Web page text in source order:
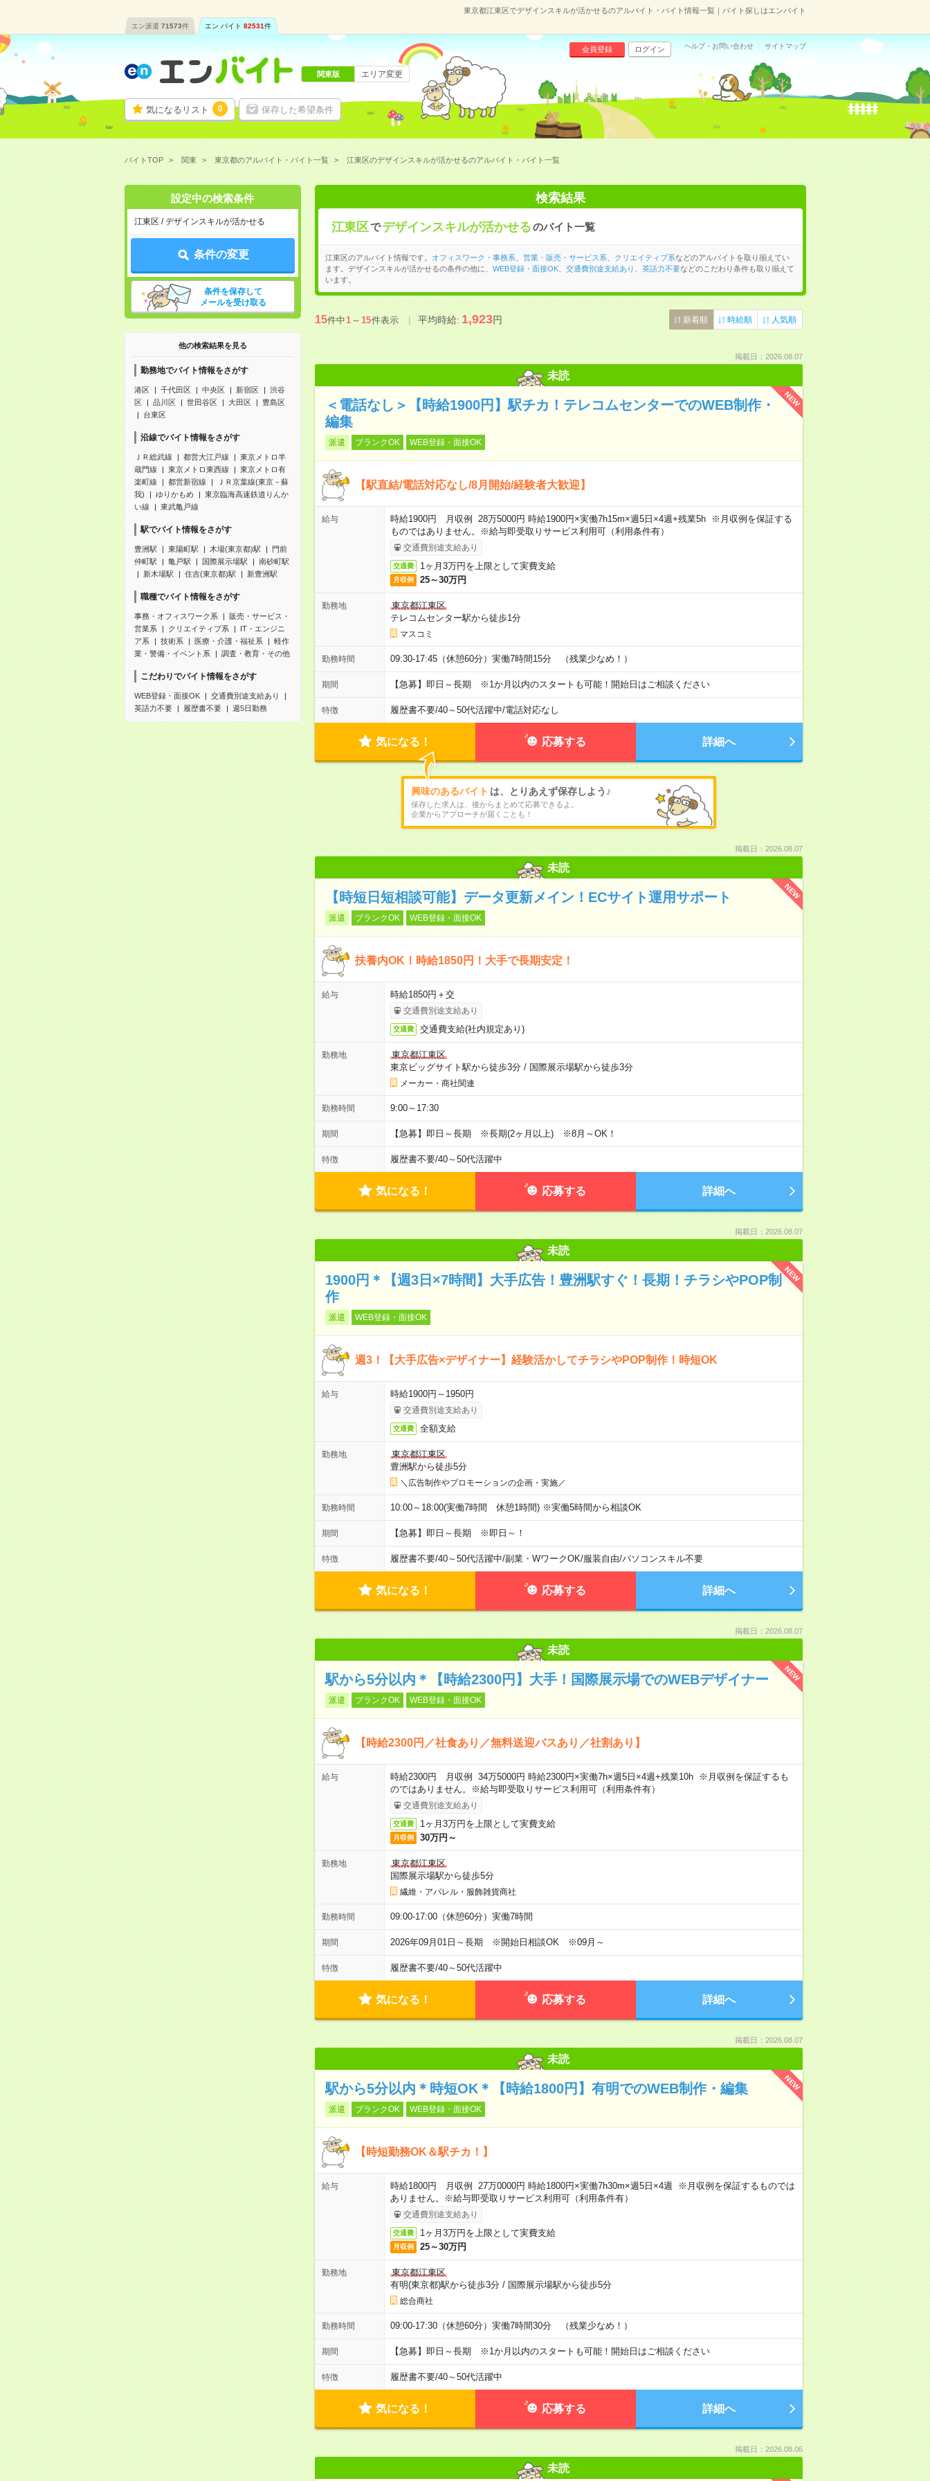
東京都江東区でデザインスキルが活かせるのアルバイト・バイト情報一覧｜バイト探しはエンバイト
エン派遣 71573件 エン バイト 82531件
気になるリスト 0 保存した希望条件
会員登録 ログイン ヘルプ・お問い合わせ サイトマップ
関東版 エリア変更
バイトTOP 関東 東京都のアルバイト・バイト一覧 江東区のデザインスキルが活かせるのアルバイト・バイト一覧
設定中の検索条件
江東区 / デザインスキルが活かせる
条件の変更
条件を保存して
メールを受け取る
他の検索結果を見る
勤務地でバイト情報をさがす
港区 千代田区 中央区 新宿区
渋谷
区
品川区 世田谷区 大田区
豊島区
台東区
沿線でバイト情報をさがす
ＪＲ総武線 都営大江戸線
東京メトロ半
蔵門線
東京メトロ東西線
東京メトロ有
楽町線
都営新宿線
ＪＲ京葉線(東京－蘇
我)
ゆりかもめ
東京臨海高速鉄道りんか
い線
東武亀戸線
駅でバイト情報をさがす
豊洲駅 東陽町駅 木場(東京都)駅
門前
仲町駅
亀戸駅 国際展示場駅
南砂町駅
新木場駅
住吉(東京都)駅 新豊洲駅
職種でバイト情報をさがす
事務・オフィスワーク系
販売・サービス・
営業系
クリエイティブ系
IT・エンジニ
ア系
技術系 医療・介護・福祉系
軽作
業・警備・イベント系
調査・教育・その他
こだわりでバイト情報をさがす
WEB登録・面接OK
交通費別途支給あり
英語力不要
履歴書不要 週5日勤務
検索結果
江東区で デザインスキルが活かせるのバイト一覧
江東区のアルバイト情報です。 オフィスワーク・事務系 営業・販売・サービス系 クリエイティブ系などのアルバイトを取り揃えてい
ます。デザインスキルが活かせるの条件の他に、 WEB登録・面接OK、 交通費別途支給あり 英語力不要などのこだわり条件も取り揃えて
います。
15件中1～15件表示 平均時給:1,923円 新着順 時給順 人気順
掲載日：2026.08.07
未読
NEW
＜電話なし＞【時給1900円】駅チカ！テレコムセンターでのWEB制作・
編集
派遣 ブランクOK WEB登録・面接OK
【駅直結/電話対応なし/8月開始/経験者大歓迎】
給与
時給1900円 月収例 28万5000円 時給1900円×実働7h15m×週5日×4週+残業5h ※月収例を保証する
ものではありません。※給与即受取りサービス利用可（利用条件有）
交通費別途支給あり
交通費 1ヶ月3万円を上限として実費支給
月収例 25～30万円
勤務地
東京都江東区
テレコムセンター駅から徒歩1分
マスコミ
勤務時間 09:30-17:45（休憩60分）実働7時間15分 （残業少なめ！）
期間 【急募】即日～長期 ※1か月以内のスタートも可能！開始日はご相談ください
特徴 履歴書不要/40～50代活躍中/電話対応なし
気になる！ 応募する 詳細へ
興味のあるバイト は、とりあえず保存しよう♪
保存した求人は、後からまとめて応募できるよ。
企業からアプローチが届くことも！
掲載日：2026.08.07
未読
NEW
【時短日短相談可能】データ更新メイン！ECサイト運用サポート
派遣 ブランクOK WEB登録・面接OK
扶養内OK！時給1850円！大手で長期安定！
給与 時給1850円＋交
交通費別途支給あり
交通費 交通費支給(社内規定あり)
勤務地
東京都江東区
東京ビッグサイト駅から徒歩3分/ 国際展示場駅から徒歩3分
メーカー・商社関連
勤務時間 9:00～17:30
期間 【急募】即日～長期 ※長期(2ヶ月以上) ※8月～OK！
特徴 履歴書不要/40～50代活躍中
気になる！ 応募する 詳細へ
掲載日：2026.08.07
未読
NEW
1900円＊【週3日×7時間】大手広告！豊洲駅すぐ！長期！チラシやPOP制
作
派遣 WEB登録・面接OK
週3！【大手広告×デザイナー】経験活かしてチラシやPOP制作！時短OK
給与 時給1900円～1950円
交通費別途支給あり
交通費 全額支給
勤務地
東京都江東区
豊洲駅から徒歩5分
＼広告制作やプロモーションの企画・実施／
勤務時間 10:00～18:00(実働7時間 休憩1時間) ※実働5時間から相談OK
期間 【急募】即日～長期 ※即日～！
特徴 履歴書不要/40～50代活躍中/副業・WワークOK/服装自由/パソコンスキル不要
気になる！ 応募する 詳細へ
掲載日：2026.08.07
未読
NEW
駅から5分以内＊【時給2300円】大手！国際展示場でのWEBデザイナー
派遣 ブランクOK WEB登録・面接OK
【時給2300円／社食あり／無料送迎バスあり／社割あり】
給与
時給2300円 月収例 34万5000円 時給2300円×実働7h×週5日×4週+残業10h ※月収例を保証するも
のではありません。※給与即受取りサービス利用可（利用条件有）
交通費別途支給あり
交通費 1ヶ月3万円を上限として実費支給
月収例 30万円～
勤務地
東京都江東区
国際展示場駅から徒歩5分
繊維・アパレル・服飾雑貨商社
勤務時間 09:00-17:00（休憩60分）実働7時間
期間 2026年09月01日～長期 ※開始日相談OK ※09月～
特徴 履歴書不要/40～50代活躍中
気になる！ 応募する 詳細へ
掲載日：2026.08.07
未読
NEW
駅から5分以内＊時短OK＊【時給1800円】有明でのWEB制作・編集
派遣 ブランクOK WEB登録・面接OK
【時短勤務OK＆駅チカ！】
給与
時給1800円 月収例 27万0000円 時給1800円×実働7h30m×週5日×4週 ※月収例を保証するものでは
ありません。※給与即受取りサービス利用可（利用条件有）
交通費別途支給あり
交通費 1ヶ月3万円を上限として実費支給
月収例 25～30万円
勤務地
東京都江東区
有明(東京都)駅から徒歩3分/ 国際展示場駅から徒歩5分
総合商社
勤務時間 09:00-17:30（休憩60分）実働7時間30分 （残業少なめ！）
期間 【急募】即日～長期 ※1か月以内のスタートも可能！開始日はご相談ください
特徴 履歴書不要/40～50代活躍中
気になる！ 応募する 詳細へ
掲載日：2026.08.06
未読